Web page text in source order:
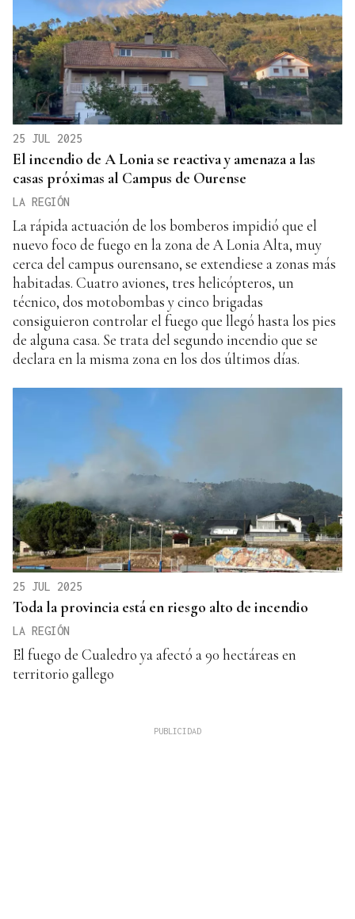
25 JUL 2025
El incendio de A Lonia se reactiva y amenaza a las
casas próximas al Campus de Ourense
LA REGIÓN
La rápida actuación de los bomberos impidió que el
nuevo foco de fuego en la zona de A Lonia Alta, muy
cerca del campus ourensano, se extendiese a zonas más
habitadas. Cuatro aviones, tres helicópteros, un
técnico, dos motobombas y cinco brigadas
consiguieron controlar el fuego que llegó hasta los pies
de alguna casa. Se trata del segundo incendio que se
declara en la misma zona en los dos últimos días.
25 JUL 2025
Toda la provincia está en riesgo alto de incendio
LA REGIÓN
El fuego de Cualedro ya afectó a 90 hectáreas en
territorio gallego